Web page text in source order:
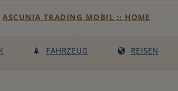
ASCUNIA TRADING MOBIL :: HOME
FAHRZEUG REISEN